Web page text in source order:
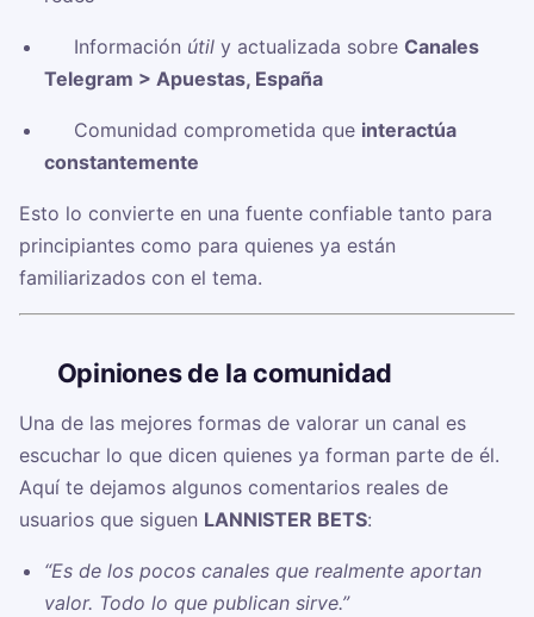
✅ Información útily actualizada sobre Canales
Telegram > Apuestas, España
✅ Comunidad comprometida que interactúa
constantemente
Esto lo convierte en una fuente confiable tanto para
principiantes como para quienes ya están
familiarizados con el tema.
Opiniones de la comunidad
Una de las mejores formas de valorar un canal es
escuchar lo que dicen quienes ya forman parte de él.
Aquí te dejamos algunos comentarios reales de
usuarios que siguen LANNISTER BETS:
“Es de los pocos canales que realmente aportan
valor. Todo lo que publican sirve.”